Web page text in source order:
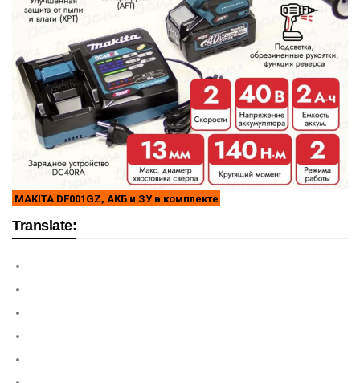
MAKITA DF001GZ, АКБ и ЗУ в комплекте
Translate: